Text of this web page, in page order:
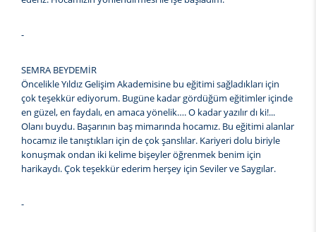
-
SEMRA BEYDEMİR
Öncelikle Yıldız Gelişim Akademisine bu eğitimi sağladıkları için
çok teşekkür ediyorum. Bugüne kadar gördüğüm eğitimler içinde
en güzel, en faydalı, en amaca yönelik…. O kadar yazılır dı ki!...
Olanı buydu. Başarının baş mimarında hocamız. Bu eğitimi alanlar
hocamız ile tanıştıkları için de çok şanslılar. Kariyeri dolu biriyle
konuşmak ondan iki kelime bişeyler öğrenmek benim için
harikaydı. Çok teşekkür ederim herşey için Seviler ve Saygılar.
-